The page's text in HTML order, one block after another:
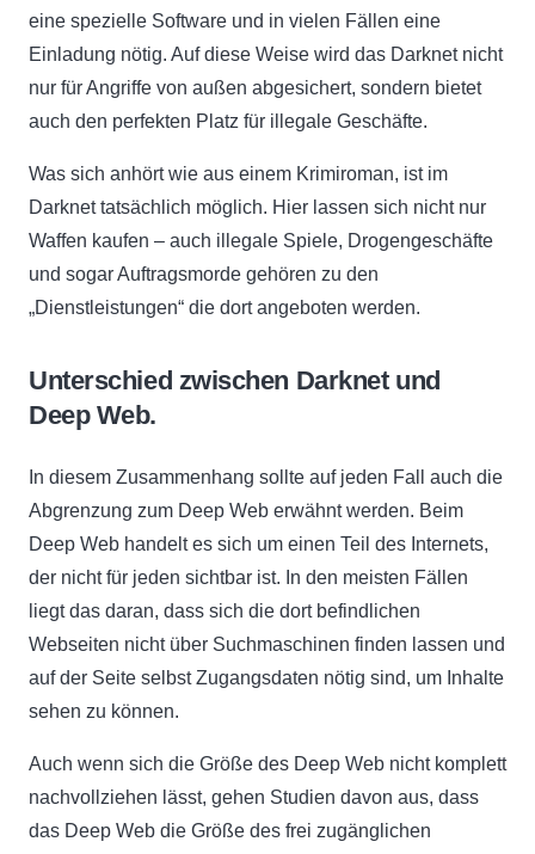
eine spezielle Software und in vielen Fällen eine
Einladung nötig. Auf diese Weise wird das Darknet nicht
nur für Angriffe von außen abgesichert, sondern bietet
auch den perfekten Platz für illegale Geschäfte.
Was sich anhört wie aus einem Krimiroman, ist im
Darknet tatsächlich möglich. Hier lassen sich nicht nur
Waffen kaufen – auch illegale Spiele, Drogengeschäfte
und sogar Auftragsmorde gehören zu den
„Dienstleistungen“ die dort angeboten werden.
Unterschied zwischen Darknet und
Deep Web.
In diesem Zusammenhang sollte auf jeden Fall auch die
Abgrenzung zum Deep Web erwähnt werden. Beim
Deep Web handelt es sich um einen Teil des Internets,
der nicht für jeden sichtbar ist. In den meisten Fällen
liegt das daran, dass sich die dort befindlichen
Webseiten nicht über Suchmaschinen finden lassen und
auf der Seite selbst Zugangsdaten nötig sind, um Inhalte
sehen zu können.
Auch wenn sich die Größe des Deep Web nicht komplett
nachvollziehen lässt, gehen Studien davon aus, dass
das Deep Web die Größe des frei zugänglichen